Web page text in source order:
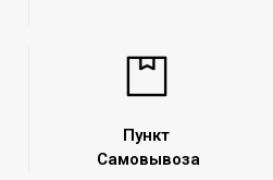
Пункт
Самовывоза